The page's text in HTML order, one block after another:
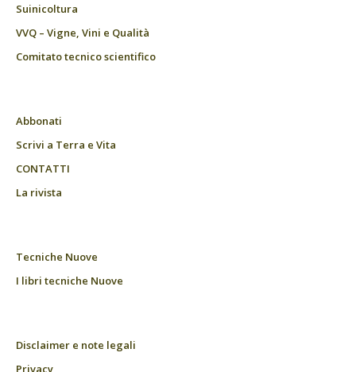
Suinicoltura
VVQ – Vigne, Vini e Qualità
Comitato tecnico scientifico
Abbonati
Scrivi a Terra e Vita
CONTATTI
La rivista
Tecniche Nuove
I libri tecniche Nuove
Disclaimer e note legali
Privacy